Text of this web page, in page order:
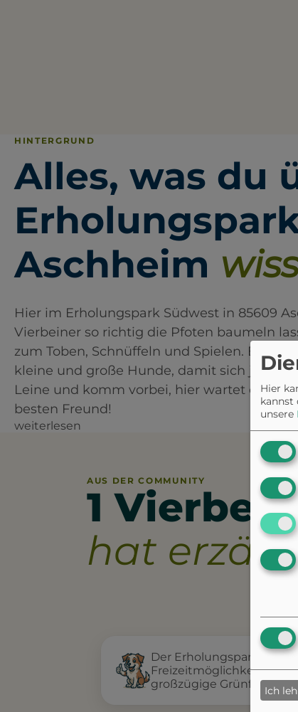
HINTERGRUND
Alles, was du
Aschheim
Hier im Erholungspark Südwest in 85609
Vierbeiner so richtig die Pfoten baumeln
zum Toben, Schnüffeln und Spielen. Es gibt
kleine und große Hunde, damit sich jeder
Leine und komm vorbei, hier wartet ein
besten Freund!
weiterlesen
AUS DER COMMUNITY
1
hat
Der Erholungspark
Freizeitmöglichkeiten
großzügige Grünflächen
Hier
kannst
unsere
Ich